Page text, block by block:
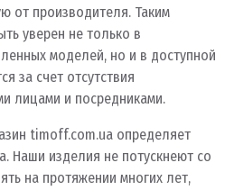
от производителя. Таким
уверен не только в
моделей, но и в доступной
за счет отсутствия
лицами и посредниками.
timoff.com.ua определяет
Наши изделия не потускнеют со
на протяжении многих лет,